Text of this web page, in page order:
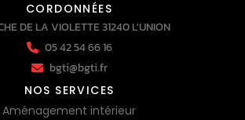
CORDONNÉES
DE LA VIOLETTE 31240 L'UNION
05 42 54 66 16
bgti@bgti.fr
NOS SERVICES
Aménagement intérieur